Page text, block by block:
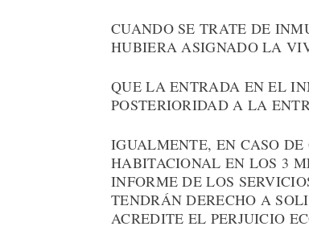
CUANDO SE TRATE DE
HUBIERA ASIGNADO LA
QUE LA ENTRADA EN EL
POSTERIORIDAD A LA
IGUALMENTE, EN CASO
HABITACIONAL EN LOS 3
INFORME DE LOS
TENDRÁN DERECHO A
ACREDITE EL PERJUICIO